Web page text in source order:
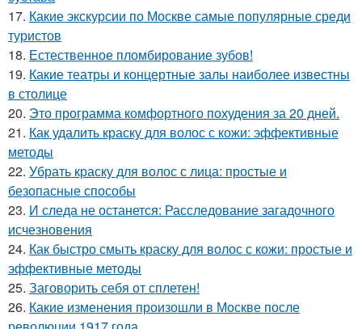
17. Какие экскурсии по Москве самые популярные среди
туристов
18. Естественное пломбирование зубов!
19. Какие театры и концертные залы наиболее известны
в столице
20. Это программа комфортного похудения за 20 дней.
21. Как удалить краску для волос с кожи: эффективные
методы
22. Убрать краску для волос с лица: простые и
безопасные способы
23. И следа не останется: Расследование загадочного
исчезновения
24. Как быстро смыть краску для волос с кожи: простые и
эффективные методы
25. Заговорить себя от сплетен!
26. Какие изменения произошли в Москве после